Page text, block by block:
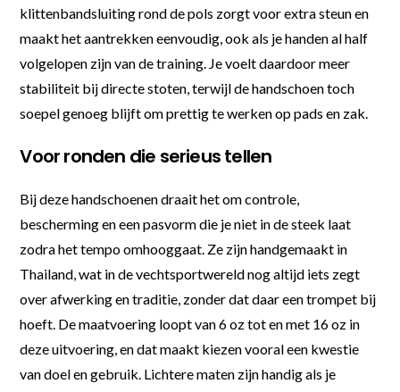
klittenbandsluiting rond de pols zorgt voor extra steun en
maakt het aantrekken eenvoudig, ook als je handen al half
volgelopen zijn van de training. Je voelt daardoor meer
stabiliteit bij directe stoten, terwijl de handschoen toch
soepel genoeg blijft om prettig te werken op pads en zak.
Voor ronden die serieus tellen
Bij deze handschoenen draait het om controle,
bescherming en een pasvorm die je niet in de steek laat
zodra het tempo omhooggaat. Ze zijn handgemaakt in
Thailand, wat in de vechtsportwereld nog altijd iets zegt
over afwerking en traditie, zonder dat daar een trompet bij
hoeft. De maatvoering loopt van 6 oz tot en met 16 oz in
deze uitvoering, en dat maakt kiezen vooral een kwestie
van doel en gebruik. Lichtere maten zijn handig als je